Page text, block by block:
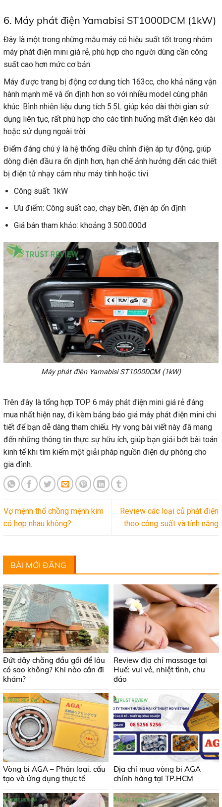
6. Máy phát điện Yamabisi ST1000DCM (1kW)
Đây là một trong những mẫu máy có hiệu suất tốt trong nhóm
máy phát điện mini giá rẻ, phù hợp cho người dùng cần công
suất cao hơn mức cơ bản.
Máy được trang bị động cơ dung tích 163cc, cho khả năng vận
hành mạnh mẽ và ổn định hơn so với nhiều model cùng phân
khúc. Bình nhiên liệu dung tích 5.5L giúp kéo dài thời gian sử
dụng liên tục, rất phù hợp cho các tình huống mất điện kéo dài
hoặc sử dụng ngoài trời.
Điểm đáng chú ý là hệ thống điều chỉnh điện áp tự động, giúp
dòng điện đầu ra ổn định hơn, hạn chế ảnh hưởng đến các thiết
bị điện tử nhạy cảm như máy tính hoặc tivi.
Công suất: 1kW
Ưu điểm: Công suất cao, chạy bền, điện áp ổn định
Giá bán tham khảo: khoảng 3.500.000đ
Máy phát điện Yamabisi ST1000DCM (1kW)
Trên đây là tổng hợp TOP 6 máy phát điện mini giá rẻ đáng
mua nhất hiện nay, đi kèm bảng báo giá máy phát điện mini chi
tiết để bạn dễ dàng tham chiếu. Hy vọng bài viết này đã mang
đến những thông tin thực sự hữu ích, giúp bạn giải bớt bài toán
kinh tế khi tìm kiếm một giải pháp nguồn điện dự phòng cho
gia đình.
Vợ mệnh thổ chồng mệnh kim
có hợp nhau không?
Review các loại củ phát điện
theo công suất và tính năng
BÀI MỚI ĐĂNG
Đứt dây chằng đầu gối để lâu
có sao không? Khi nào cần đi
khám?
Review địa chỉ massage tại
Huế: vui vẻ, nhiệt tình, chu
đáo
Vòng bi AGA – Phân loại, cấu
tạo và ứng dụng thực tế
Địa chỉ mua vòng bi AGA
chính hãng tại TP.HCM